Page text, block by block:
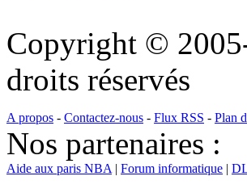
Copyright ©
droits réservés
A propos - Contactez-nous - Flux RSS - Plan
Nos partenaires :
Aide aux paris NBA | Forum informatique |